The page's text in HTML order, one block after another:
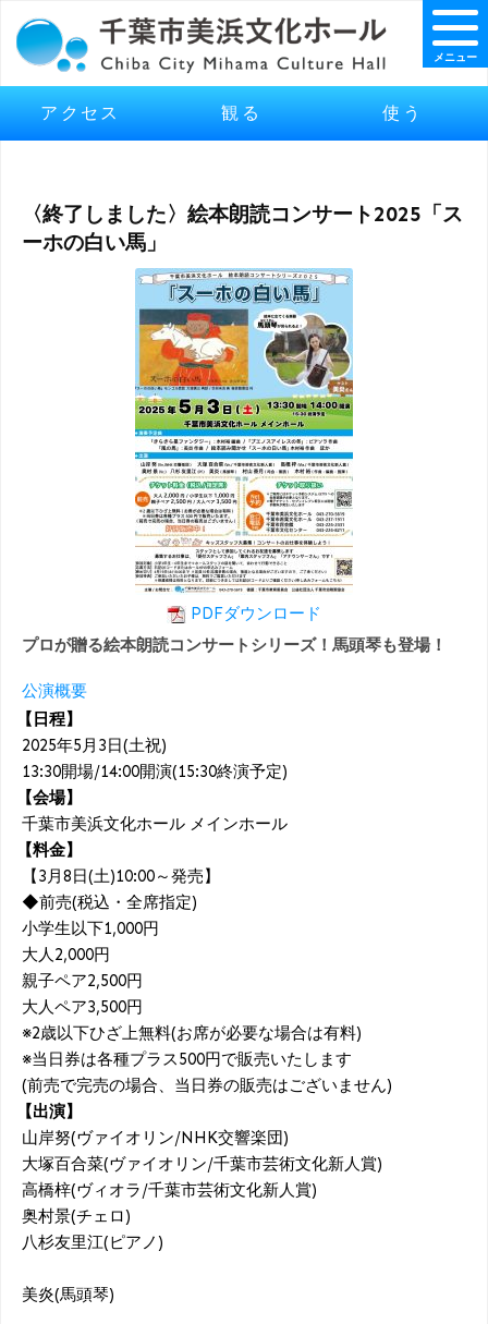
アクセス 観る 使う
メニュー
〈終了しました〉絵本朗読コンサート2025「ス
ーホの白い馬」
PDFダウンロード
プロが贈る絵本朗読コンサートシリーズ！馬頭琴も登場！
公演概要
【日程】
2025年5月3日(土祝)
13:30開場/14:00開演(15:30終演予定)
【会場】
千葉市美浜文化ホール メインホール
【料金】
【3月8日(土)10:00～発売】
◆前売(税込・全席指定)
小学生以下1,000円
大人2,000円
親子ペア2,500円
大人ペア3,500円
※2歳以下ひざ上無料(お席が必要な場合は有料)
※当日券は各種プラス500円で販売いたします
(前売で完売の場合、当日券の販売はございません)
【出演】
山岸努(ヴァイオリン/NHK交響楽団)
大塚百合菜(ヴァイオリン/千葉市芸術文化新人賞)
高橋梓(ヴィオラ/千葉市芸術文化新人賞)
奥村景(チェロ)
八杉友里江(ピアノ)
美炎(馬頭琴)